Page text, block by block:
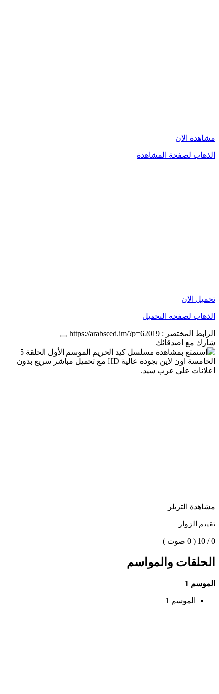
مشاهدة الان
الذهاب لصفحة المشاهدة
تحميل الان
الذهاب لصفحة التحميل
الرابط المختصر : https://arabseed.im/?p=62019
شارك مع اصدقائك
مشاهدة التريلر
تقييم الزوار
0 / 10 ( 0 صوت )
الحلقات والمواسم
الموسم 1
الموسم 1